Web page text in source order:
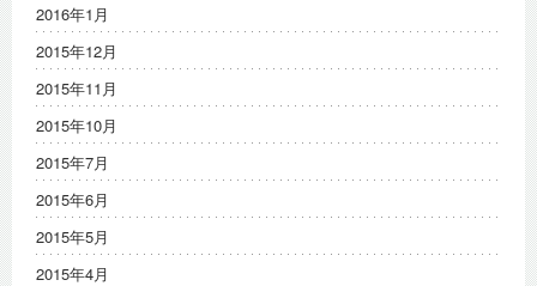
2016年1月
2015年12月
2015年11月
2015年10月
2015年7月
2015年6月
2015年5月
2015年4月